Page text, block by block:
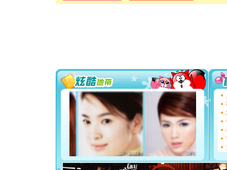
你太多，
要平安
[圣诞节]
能正大
都要快乐
[圣诞节]
如意,快
[元旦]
看
断电。
你是我
[元旦]
起；二是